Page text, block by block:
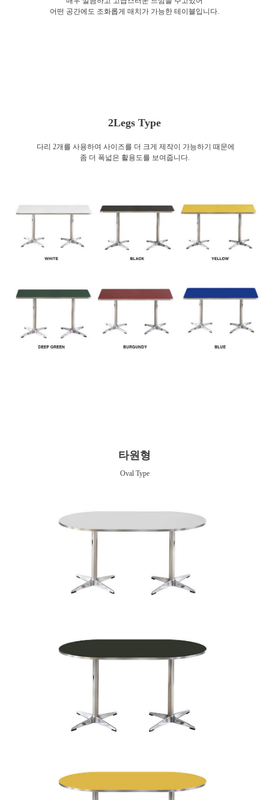
어떤 공간에도 조화롭게 매치가 가능한 테이블입니다.
2Legs Type
다리 2개를 사용하여 사이즈를 더 크게 제작이 가능하기 때문에
좀 더 폭넓은 활용도를 보여줍니다.
타원형
Oval Type